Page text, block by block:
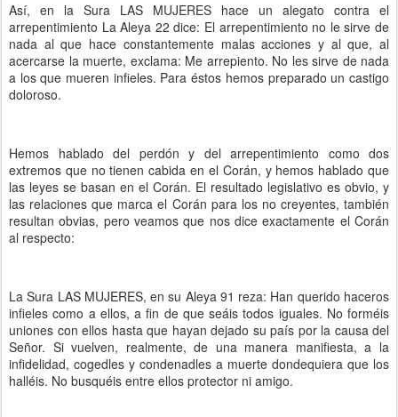
Así, en la Sura LAS MUJERES hace un alegato contra el
arrepentimiento La Aleya 22 dice: El arrepentimiento no le sirve de
nada al que hace constantemente malas acciones y al que, al
acercarse la muerte, exclama: Me arrepiento. No les sirve de nada
a los que mueren infieles. Para éstos hemos preparado un castigo
doloroso.
Hemos hablado del perdón y del arrepentimiento como dos
extremos que no tienen cabida en el Corán, y hemos hablado que
las leyes se basan en el Corán. El resultado legislativo es obvio, y
las relaciones que marca el Corán para los no creyentes, también
resultan obvias, pero veamos que nos dice exactamente el Corán
al respecto:
La Sura LAS MUJERES, en su Aleya 91 reza: Han querido haceros
infieles como a ellos, a fin de que seáis todos iguales. No forméis
uniones con ellos hasta que hayan dejado su país por la causa del
Señor. Si vuelven, realmente, de una manera manifiesta, a la
infidelidad, cogedles y condenadles a muerte dondequiera que los
halléis. No busquéis entre ellos protector ni amigo.